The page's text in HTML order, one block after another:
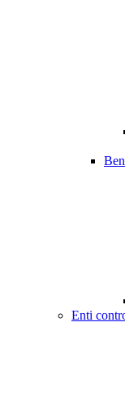
Enti